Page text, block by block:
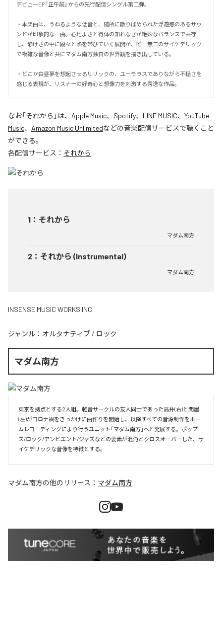
デビューEP『正午前』からの先行配信シングル第二弾。
・本楽曲は、うねるような低音と、随所に散りばめられた浮遊感のあるサウ
ンドが印象的な一曲。心地よさと得体の知れなさが絶妙なバランスで共存
し、静けさの中に段々と熱を帯びていく展開が、唯一無二のサイケデリック
で複雑な音像と共にマダム南方独自の世界観を描き出している。
・どこか白昼夢を想起させるリリックの、ユーモラスでありながら不穏さを
感じる表現が、リスナーの好奇心と想像力を刺激する秀逸な作品。
なお「それから 」は、 Apple Music、 Spotify、 LINE MUSIC、 YouTube
Music、 Amazon Music Unlimitedなどの音楽配信サービスで聴くこと
ができる。
各配信サービス： それから
1 ： それから
マダム南方
2 ： それから (Instrumental)
マダム南方
INSENSE MUSIC WORKS INC.
ジャンル： オルタナティブ / ロック
マダム南方
東京を拠点とする2人組。軽音サークルの友人同士であった高井(右)と関屋
(左)がコロナ禍をきっかけに曲作りを開始し、以降すべての音源制作をホー
ムレコーディングにより行うユニット「マダム南方」へと発展する。ポップ
ス/ロック/アンビエント/ジャズなどの要素が混沌とクロスオーバーした、サ
イケデリックな音像を特徴とする。
マダム南方の他のリリース： マダム南方